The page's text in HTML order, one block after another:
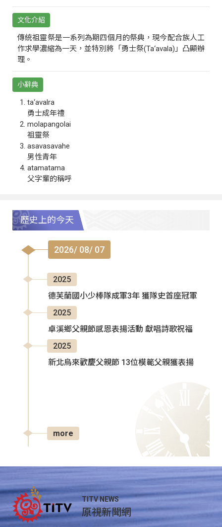
文化介紹
傳統祖靈祭是一系列為期四個月的祭典，現今配合族人工
作求學濃縮為一天，並特別將「勇士祭(Ta‘avala)」凸顯辦
理。
小辭典
ta‘avalra
勇士成年禮
molapangolai
祖靈祭
asavasavahe
男性青年
atamatama
父字輩的稱呼
歷史上的今天
2026/ 08/ 07
2025
德芙蘭國小少棒隊成軍3年 獲隊史首座冠軍
2025
卓溪鄉父親節感恩表揚活動 獻唱詩歌祝福
2025
新北烏來歡慶父親節 13位模範父親獲表揚
more
TITV NEWS
原視新聞網